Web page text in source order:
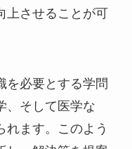
上させることが可
を必要とする学問
、そして医学な
れます。このよう